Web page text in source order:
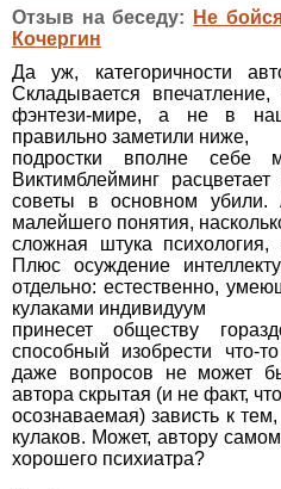
Отзыв на беседу:
Не
Кочергин
Да уж, категоричности
Складывается
фэнтези-мире, а не в
правильно заметили ниже,
подростки вполне себе
Виктимблейминг
советы в основном
малейшего понятия,
сложная штука психология,
Плюс осуждение
отдельно: естественно,
кулаками индивидуум
принесет обществу
способный изобрести что-
даже вопросов не может
автора скрытая (и не факт, что
осознаваемая) зависть к
кулаков. Может, автору
хорошего психиатра?